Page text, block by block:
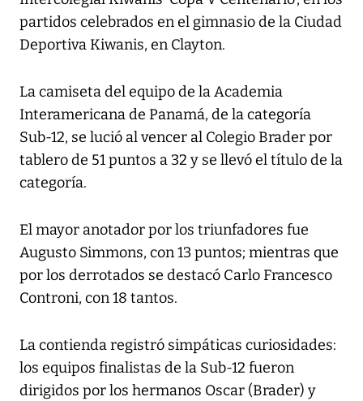
partidos celebrados en el gimnasio de la Ciudad
Deportiva Kiwanis, en Clayton.
La camiseta del equipo de la Academia
Interamericana de Panamá, de la categoría
Sub-12, se lució al vencer al Colegio Brader por
tablero de 51 puntos a 32 y se llevó el título de la
categoría.
El mayor anotador por los triunfadores fue
Augusto Simmons, con 13 puntos; mientras que
por los derrotados se destacó Carlo Francesco
Controni, con 18 tantos.
La contienda registró simpáticas curiosidades:
los equipos finalistas de la Sub-12 fueron
dirigidos por los hermanos Oscar (Brader) y